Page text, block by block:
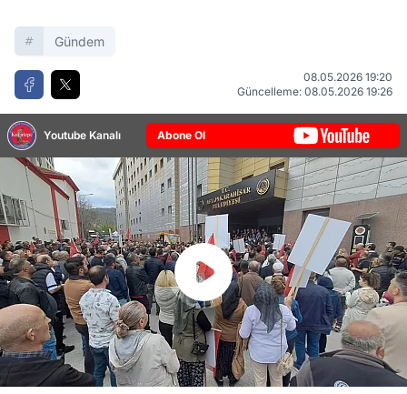
Gündem
08.05.2026 19:20
Güncelleme: 08.05.2026 19:26
Youtube Kanalı Abone Ol